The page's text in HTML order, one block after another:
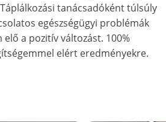
tanácsadóként túlsúly
egészségügyi problémák
a pozitív változást. 100%
elért eredményekre.